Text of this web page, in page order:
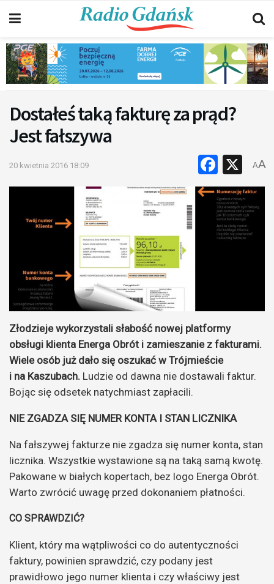
Dostałeś taką fakturę za prąd?
Jest fałszywa
20 kwietnia 2016 18:09 X
AA
Złodzieje wykorzystali słabość nowej platformy
obsługi klienta Energa Obrót i zamieszanie z fakturami.
Wiele osób już dało się oszukać w Trójmieście
i na Kaszubach. Ludzie od dawna nie dostawali faktur.
Bojąc się odsetek natychmiast zapłacili.
NIE ZGADZA SIĘ NUMER KONTA I STAN LICZNIKA
Na fałszywej fakturze nie zgadza się numer konta, stan
licznika. Wszystkie wystawione są na taką samą kwotę.
Pakowane w białych kopertach, bez logo Energa Obrót.
Warto zwrócić uwagę przed dokonaniem płatności.
CO SPRAWDZIĆ?
Klient, który ma wątpliwości co do autentyczności
faktury, powinien sprawdzić, czy podany jest
prawidłowo jego numer klienta i czy właściwy jest